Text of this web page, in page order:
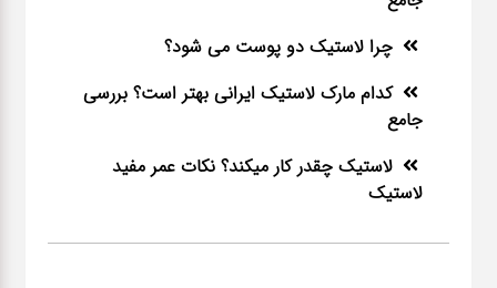
چرا لاستیک دو پوست می شود؟
کدام مارک لاستیک ایرانی بهتر است؟ بررسی
جامع
لاستیک چقدر کار میکند؟ نکات عمر مفید
لاستیک